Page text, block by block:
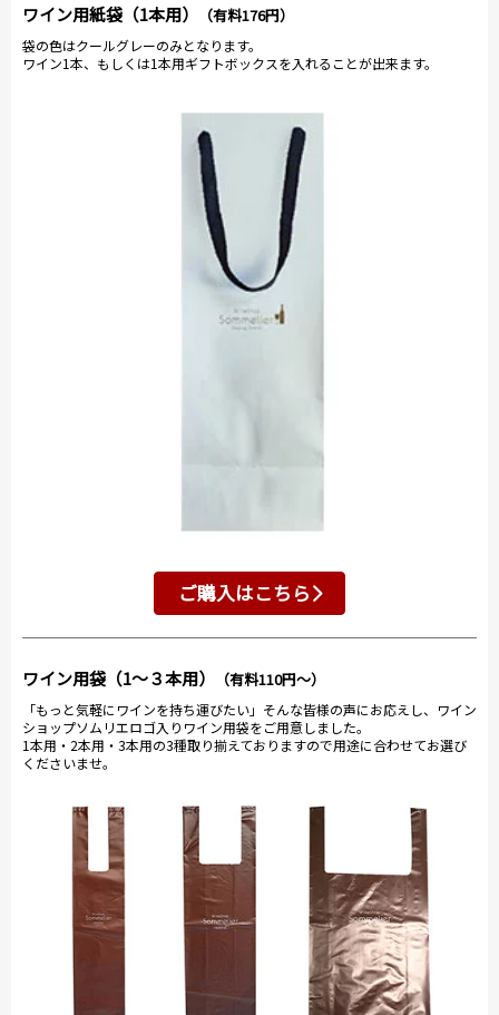
ワイン用紙袋（1本用） （有料176円）
袋の色はクールグレーのみとなります。
ワイン1本、もしくは1本用ギフトボックスを入れることが出来ます。
ご購入はこちら
ワイン用袋（1～３本用） （有料110円～）
「もっと気軽にワインを持ち運びたい」そんな皆様の声にお応えし、ワイン
ショップソムリエロゴ入りワイン用袋をご用意しました。
1本用・2本用・3本用の3種取り揃えておりますので用途に合わせてお選び
くださいませ。